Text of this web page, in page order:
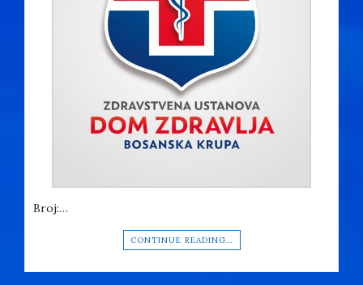
Broj:…
CONTINUE READING…